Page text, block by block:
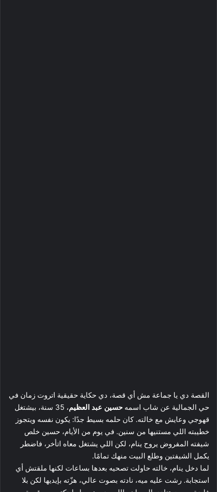
القصة دي يا جماعة مش أي قصة، دي حكاية حقيقية اتروت زمان في
حي الجمالية عن شاب اسمه حسين عبد العظيم
، 35 سنة، بيشتغل
قهوجي وعايش مع خالته. كان حلمه بسيط جدًا: يكون نفسه ويتجوز
خطيبته اللي مستنيها من سنين. في يوم من الأيام، حسين خلص
شيفته المفروض يروح ينام، لكن اللي يشتغل معاه اتأخر، فاضطر
يكمل الشيفتين وطلع البيت منهك تمامًا.
لما دخل ينام، خالته حاولت تصحيه بعدها بساعات لكنها ملقتش أي
استجابة. رشت عليه ميه، نادته بصوت عالي، هزّته بإيديها لكن بلا